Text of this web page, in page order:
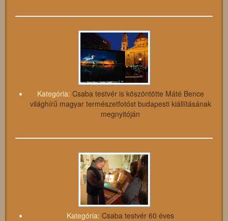
Kategória: Csaba testvér is köszöntötte Máté Bence
világhírű magyar természetfotóst budapesti kiállításának
megnyitóján
Kategória: Csaba testvér 60 éves